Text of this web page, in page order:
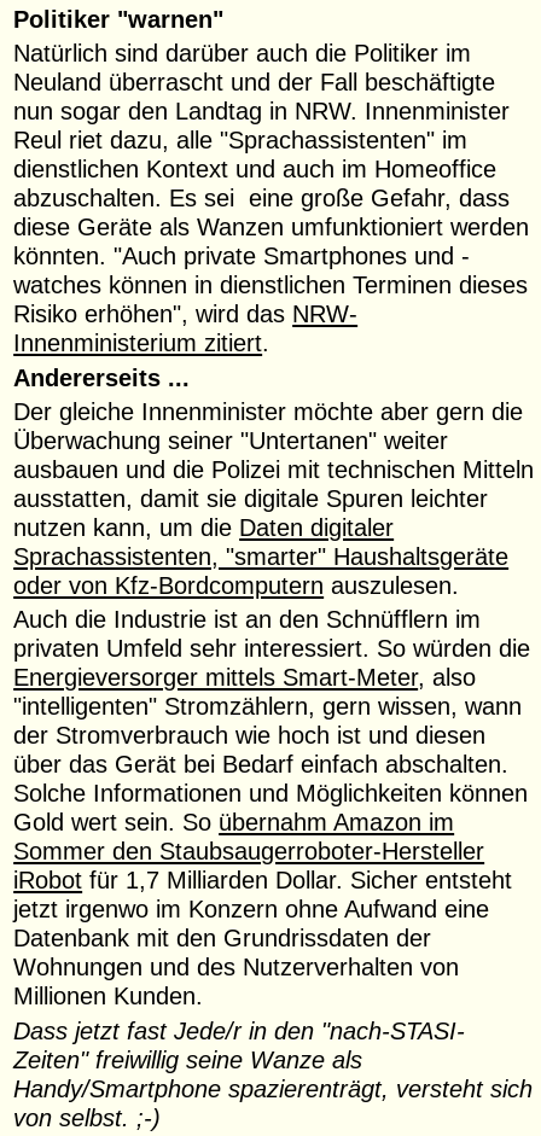
Politiker "warnen"
Natürlich sind darüber auch die Politiker im
Neuland überrascht und der Fall beschäftigte
nun sogar den Landtag in NRW. Innenminister
Reul riet dazu, alle "Sprachassistenten" im
dienstlichen Kontext und auch im Homeoffice
abzuschalten. Es sei eine große Gefahr, dass
diese Geräte als Wanzen umfunktioniert werden
könnten. "Auch private Smartphones und -
watches können in dienstlichen Terminen dieses
Risiko erhöhen", wird das NRW-
Innenministerium zitiert.
Andererseits ...
Der gleiche Innenminister möchte aber gern die
Überwachung seiner "Untertanen" weiter
ausbauen und die Polizei mit technischen Mitteln
ausstatten, damit sie digitale Spuren leichter
nutzen kann, um die Daten digitaler
Sprachassistenten, "smarter" Haushaltsgeräte
oder von Kfz-Bordcomputern auszulesen.
Auch die Industrie ist an den Schnüfflern im
privaten Umfeld sehr interessiert. So würden die
Energieversorger mittels Smart-Meter, also
"intelligenten" Stromzählern, gern wissen, wann
der Stromverbrauch wie hoch ist und diesen
über das Gerät bei Bedarf einfach abschalten.
Solche Informationen und Möglichkeiten können
Gold wert sein. So übernahm Amazon im
Sommer den Staubsaugerroboter-Hersteller
iRobot für 1,7 Milliarden Dollar. Sicher entsteht
jetzt irgenwo im Konzern ohne Aufwand eine
Datenbank mit den Grundrissdaten der
Wohnungen und des Nutzerverhalten von
Millionen Kunden.
Dass jetzt fast Jede/r in den "nach-STASI-
Zeiten" freiwillig seine Wanze als
Handy/Smartphone spazierenträgt, versteht sich
von selbst. ;-)